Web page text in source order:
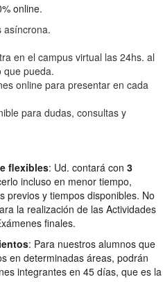
online.
asíncrona.
en el campus virtual las 24hs. al
que pueda.
online para presentar en cada
para dudas, consultas y
flexibles: Ud. contará con 3
incluso en menor tiempo,
previos y tiempos disponibles. No
la realización de las Actividades
finales.
: Para nuestros alumnos que
en determinadas áreas, podrán
integrantes en 45 días, que es la